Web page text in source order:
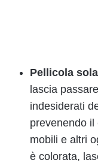
Pellicola
lascia
indesiderati
prevenendo il
mobili e altri
è colorata,